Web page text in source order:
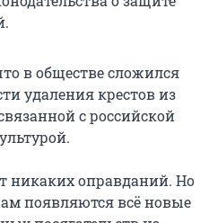
в обществе сложился
удаления крестов из
с российской
никаких оправданий. Но
появляются всё новые